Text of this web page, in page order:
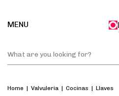
MENU
Home | Valvuleria | Cocinas | Llaves